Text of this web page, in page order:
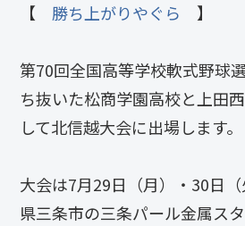
【 勝ち上がりやぐら 】
第70回全国高等学校軟式野球
ち抜いた松商学園高校と上田
して北信越大会に出場します。
大会は7月29日（月）・30日
県三条市の三条パール金属ス